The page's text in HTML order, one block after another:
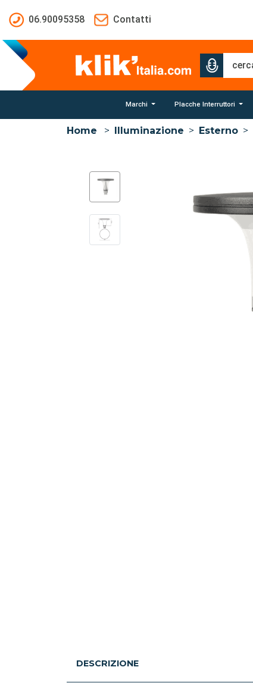
06.90095358
Contatti
Marchi Placche Interruttori
Home > Illuminazione > Esterno >
DESCRIZIONE